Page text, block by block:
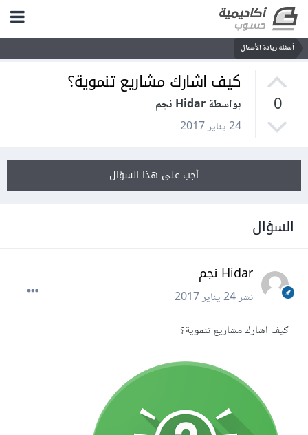
أسئلة ريادة الأعمال
0
كيف اشارك مشاريع تنموية؟
بواسطة Hidar نجم
24 يناير 2017
أجب على هذا السؤال
السؤال
Hidar نجم
نشر24 يناير 2017
كيف اشارك مشاريع تنموية؟